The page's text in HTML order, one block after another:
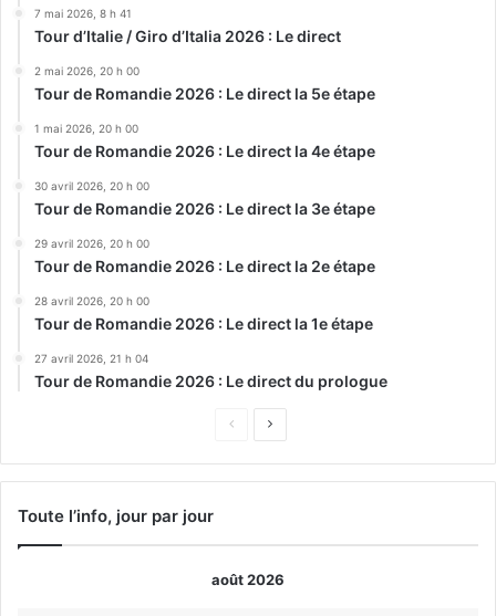
7 mai 2026, 8 h 41
Tour d’Italie / Giro d’Italia 2026 : Le direct
2 mai 2026, 20 h 00
Tour de Romandie 2026 : Le direct la 5e étape
1 mai 2026, 20 h 00
Tour de Romandie 2026 : Le direct la 4e étape
30 avril 2026, 20 h 00
Tour de Romandie 2026 : Le direct la 3e étape
29 avril 2026, 20 h 00
Tour de Romandie 2026 : Le direct la 2e étape
28 avril 2026, 20 h 00
Tour de Romandie 2026 : Le direct la 1e étape
27 avril 2026, 21 h 04
Tour de Romandie 2026 : Le direct du prologue
Page
Page
Toute l’info, jour par jour
août 2026